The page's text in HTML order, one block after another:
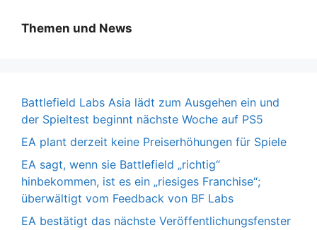
Themen und News
Battlefield Labs Asia lädt zum Ausgehen ein und
der Spieltest beginnt nächste Woche auf PS5
EA plant derzeit keine Preiserhöhungen für Spiele
EA sagt, wenn sie Battlefield „richtig“
hinbekommen, ist es ein „riesiges Franchise“;
überwältigt vom Feedback von BF Labs
EA bestätigt das nächste Veröffentlichungsfenster